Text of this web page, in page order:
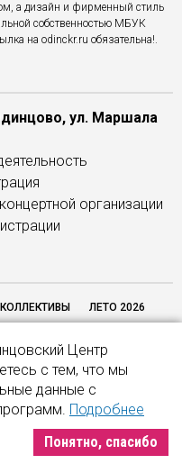
а дизайн и фирменный стиль
собственностью МБУК
на odinckr.ru обязательна!.
ул. Маршала
организации
КОЛЛЕКТИВЫ ЛЕТО 2026
КОНТАКТЫ
организация". Все права
Центр
с тем, что мы
данные с
Подробнее
Понятно, спасибо